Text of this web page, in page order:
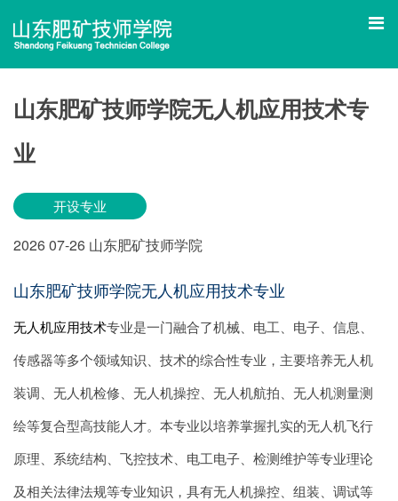
山东肥矿技师学院无人机应用技术专
业
开设专业
202607-26 山东肥矿技师学院
山东肥矿技师学院无人机应用技术专业
无人机应用技术专业是一门融合了机械、电工、电子、信息、
传感器等多个领域知识、技术的综合性专业，主要培养无人机
装调、无人机检修、无人机操控、无人机航拍、无人机测量测
绘等复合型高技能人才。本专业以培养掌握扎实的无人机飞行
原理、系统结构、飞控技术、电工电子、检测维护等专业理论
及相关法律法规等专业知识，具有无人机操控、组装、调试等